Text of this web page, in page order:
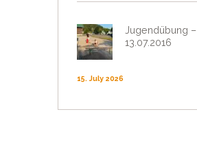
Jugendübung –
13.07.2016
15. July 2026